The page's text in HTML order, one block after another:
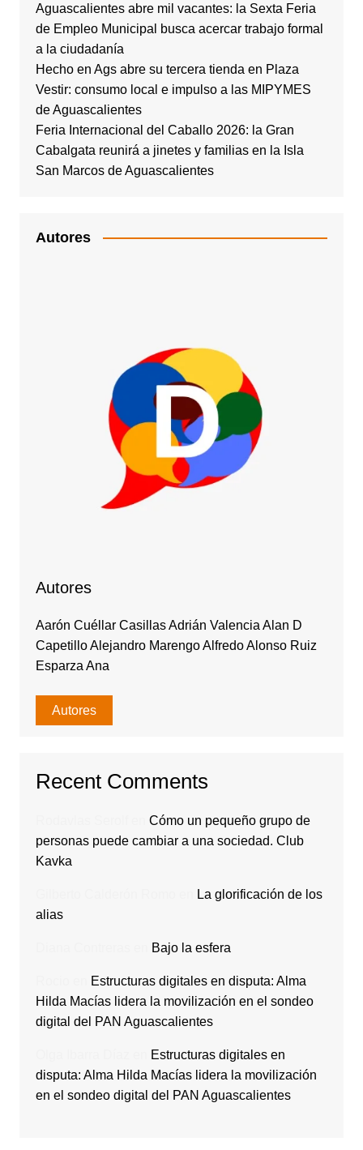
Aguascalientes abre mil vacantes: la Sexta Feria
de Empleo Municipal busca acercar trabajo formal
a la ciudadanía
Hecho en Ags abre su tercera tienda en Plaza
Vestir: consumo local e impulso a las MIPYMES
de Aguascalientes
Feria Internacional del Caballo 2026: la Gran
Cabalgata reunirá a jinetes y familias en la Isla
San Marcos de Aguascalientes
Autores
Autores
Aarón Cuéllar Casillas Adrián Valencia Alan D
Capetillo Alejandro Marengo Alfredo Alonso Ruiz
Esparza Ana
Autores
Recent Comments
Cómo un pequeño grupo de
personas puede cambiar a una sociedad. Club
Kavka
La glorificación de los
alias
Bajo la esfera
Estructuras digitales en disputa: Alma
Hilda Macías lidera la movilización en el sondeo
digital del PAN Aguascalientes
Estructuras digitales en
disputa: Alma Hilda Macías lidera la movilización
en el sondeo digital del PAN Aguascalientes